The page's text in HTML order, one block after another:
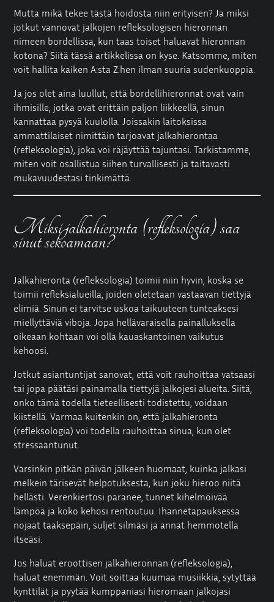
Mutta mikä tekee tästä hoidosta niin erityisen? Ja miksi
jotkut vannovat jalkojen refleksologisen hieronnan
nimeen bordellissa, kun taas toiset haluavat hieronnan
kotona? Siitä tässä artikkelissa on kyse. Katsomme, miten
voit hallita kaiken A:sta Z:hen ilman suuria sudenkuoppia.
Ja jos olet aina luullut, että bordellihieronnat ovat vain
ihmisille, jotka ovat erittäin paljon liikkeellä, sinun
kannattaa pysyä kuulolla. Joissakin laitoksissa
ammattilaiset nimittäin tarjoavat jalkahierontaa
(refleksologia), joka voi räjäyttää tajuntasi. Tarkistamme,
miten voit osallistua siihen turvallisesti ja taitavasti
mukavuudestasi tinkimättä.
Miksi jalkahieronta (refleksologia) saa
sinut sekoamaan?
Jalkahieronta (refleksologia) toimii niin hyvin, koska se
toimii refleksialueilla, joiden oletetaan vastaavan tiettyjä
elimiä. Sinun ei tarvitse uskoa taikuuteen tunteaksesi
miellyttäviä viboja. Jopa hellävaraisella painalluksella
oikeaan kohtaan voi olla kauaskantoinen vaikutus
kehoosi.
Jotkut asiantuntijat sanovat, että voit rauhoittaa vatsaasi
tai jopa päätäsi painamalla tiettyjä jalkojesi alueita. Siitä,
onko tämä todella tieteellisesti todistettu, voidaan
kiistellä. Varmaa kuitenkin on, että jalkahieronta
(refleksologia) voi todella rauhoittaa sinua, kun olet
stressaantunut.
Varsinkin pitkän päivän jälkeen huomaat, kuinka jalkasi
melkein tärisevät helpotuksesta, kun joku hieroo niitä
hellästi. Verenkiertosi paranee, tunnet kihelmöivää
lämpöä ja koko kehosi rentoutuu. Ihannetapauksessa
nojaat taaksepäin, suljet silmäsi ja annat hemmotella
itseäsi.
Jos haluat eroottisen jalkahieronnan (refleksologia),
haluat enemmän. Voit soittaa kuumaa musiikkia, sytyttää
kynttilät ja pyytää kumppaniasi hieromaan jalkojasi